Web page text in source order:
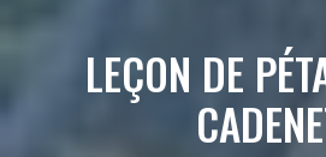
LEÇON DE